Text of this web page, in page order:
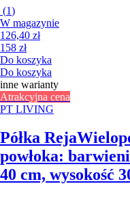
(1)
W magazynie
126,40 zł
158 zł
Do koszyka
Do koszyka
inne warianty
Atrakcyjna cena
PT LIVING
Półka Reja
powłoka:
40 cm, wysokość